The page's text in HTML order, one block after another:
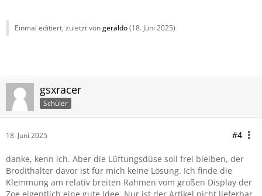
Einmal editiert, zuletzt vongeraldo(18. Juni 2025)
gsxracer
Schüler
18. Juni 2025 #4
danke, kenn ich. Aber die Lüftungsdüse soll frei bleiben, der
Brodithalter davor ist für mich keine Lösung. Ich finde die
Klemmung am relativ breiten Rahmen vom großen Display der